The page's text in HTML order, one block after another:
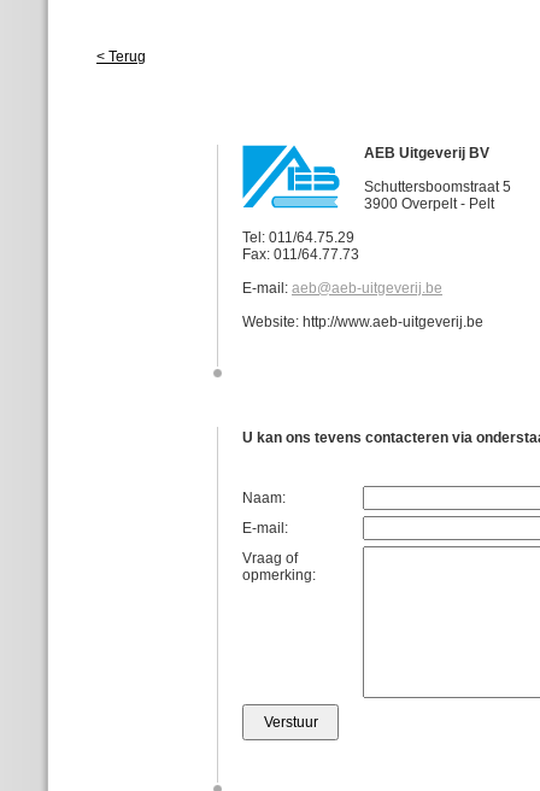
< Terug
AEB Uitgeverij BV
Schuttersboomstraat 5
3900 Overpelt - Pelt
Tel: 011/64.75.29
Fax: 011/64.77.73
E-mail: aeb@aeb-uitgeverij.be
Website: http://www.aeb-uitgeverij.be
U kan ons tevens contacteren via
Naam:
E-mail:
Vraag of
opmerking: